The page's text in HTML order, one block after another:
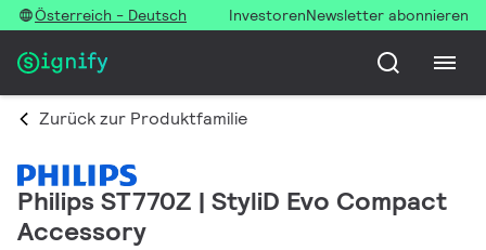
Österreich - Deutsch InvestorenNewsletter abonnieren
Zurück zur Produktfamilie
Philips ST770Z | StyliD Evo Compact
Accessory